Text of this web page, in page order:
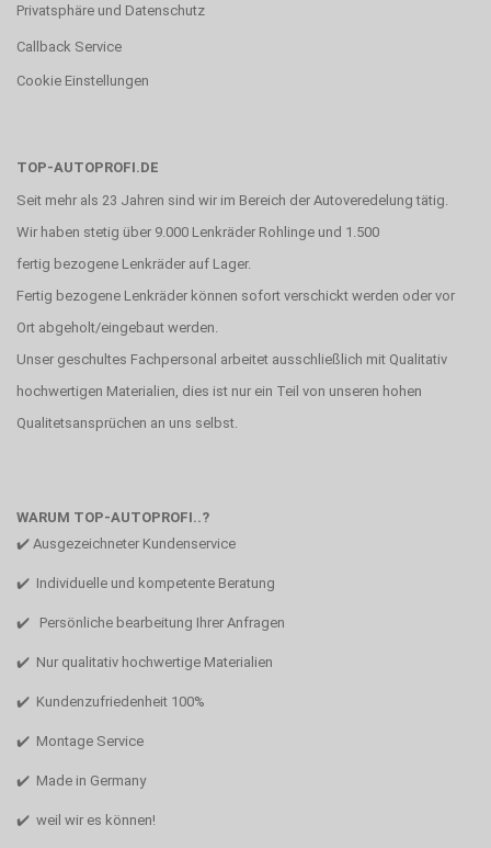
Privatsphäre und Datenschutz
Callback Service
Cookie Einstellungen
TOP-AUTOPROFI.DE
Seit mehr als 23 Jahren sind wir im Bereich der Autoveredelung tätig.
Wir haben stetig über 9.000 Lenkräder Rohlinge und 1.500
fertig bezogene Lenkräder auf Lager.
Fertig bezogene Lenkräder können sofort verschickt werden oder vor
Ort abgeholt/eingebaut werden.
Unser geschultes Fachpersonal arbeitet ausschließlich mit Qualitativ
hochwertigen Materialien, dies ist nur ein Teil von unseren hohen
Qualitetsansprüchen an uns selbst.
WARUM TOP-AUTOPROFI..?
✔️ Ausgezeichneter Kundenservice
✔️ Individuelle und kompetente Beratung
✔️ Persönliche bearbeitung Ihrer Anfragen
✔️ Nur qualitativ hochwertige Materialien
✔️ Kundenzufriedenheit 100%
✔️ Montage Service
✔️ Made in Germany
✔️ weil wir es können!